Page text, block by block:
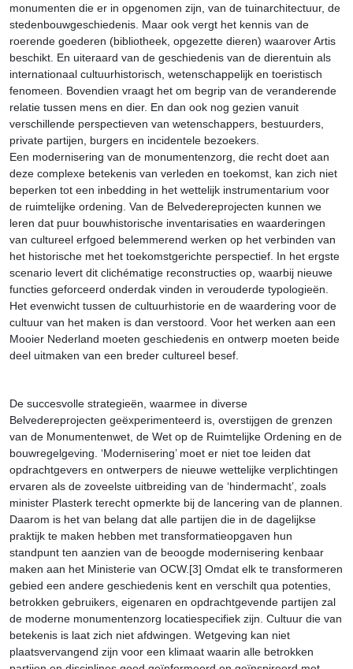
monumenten die er in opgenomen zijn, van de tuinarchitectuur, de
stedenbouwgeschiedenis. Maar ook vergt het kennis van de
roerende goederen (bibliotheek, opgezette dieren) waarover Artis
beschikt. En uiteraard van de geschiedenis van de dierentuin als
internationaal cultuurhistorisch, wetenschappelijk en toeristisch
fenomeen. Bovendien vraagt het om begrip van de veranderende
relatie tussen mens en dier. En dan ook nog gezien vanuit
verschillende perspectieven van wetenschappers, bestuurders,
private partijen, burgers en incidentele bezoekers.
Een modernisering van de monumentenzorg, die recht doet aan
deze complexe betekenis van verleden en toekomst, kan zich niet
beperken tot een inbedding in het wettelijk instrumentarium voor
de ruimtelijke ordening. Van de Belvedereprojecten kunnen we
leren dat puur bouwhistorische inventarisaties en waarderingen
van cultureel erfgoed belemmerend werken op het verbinden van
het historische met het toekomstgerichte perspectief. In het ergste
scenario levert dit clichématige reconstructies op, waarbij nieuwe
functies geforceerd onderdak vinden in verouderde typologieën.
Het evenwicht tussen de cultuurhistorie en de waardering voor de
cultuur van het maken is dan verstoord. Voor het werken aan een
Mooier Nederland moeten geschiedenis en ontwerp moeten beide
deel uitmaken van een breder cultureel besef.
De succesvolle strategieën, waarmee in diverse
Belvedereprojecten geëxperimenteerd is, overstijgen de grenzen
van de Monumentenwet, de Wet op de Ruimtelijke Ordening en de
bouwregelgeving. ‘Modernisering’ moet er niet toe leiden dat
opdrachtgevers en ontwerpers de nieuwe wettelijke verplichtingen
ervaren als de zoveelste uitbreiding van de ‘hindermacht’, zoals
minister Plasterk terecht opmerkte bij de lancering van de plannen.
Daarom is het van belang dat alle partijen die in de dagelijkse
praktijk te maken hebben met transformatieopgaven hun
standpunt ten aanzien van de beoogde modernisering kenbaar
maken aan het Ministerie van OCW.[3] Omdat elk te transformeren
gebied een andere geschiedenis kent en verschilt qua potenties,
betrokken gebruikers, eigenaren en opdrachtgevende partijen zal
de moderne monumentenzorg locatiespecifiek zijn. Cultuur die van
betekenis is laat zich niet afdwingen. Wetgeving kan niet
plaatsvervangend zijn voor een klimaat waarin alle betrokken